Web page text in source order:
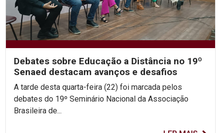
Debates sobre Educação a Distância no 19º
Senaed destacam avanços e desafios
A tarde desta quarta-feira (22) foi marcada pelos
debates do 19º Seminário Nacional da Associação
Brasileira de...